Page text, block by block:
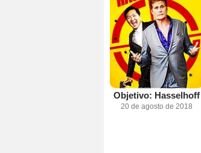
Objetivo: Hasselhoff
20 de agosto de 2018